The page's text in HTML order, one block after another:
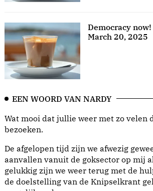
Democracy
March 20, 2025
EEN WOORD VAN NARDY
Wat mooi dat jullie weer met zo velen
bezoeken.
De afgelopen tijd zijn we afwezig
aanvallen vanuit de goksector op mij
gelukkig zijn we weer terug met de
de doelstelling van de Knipselkrant